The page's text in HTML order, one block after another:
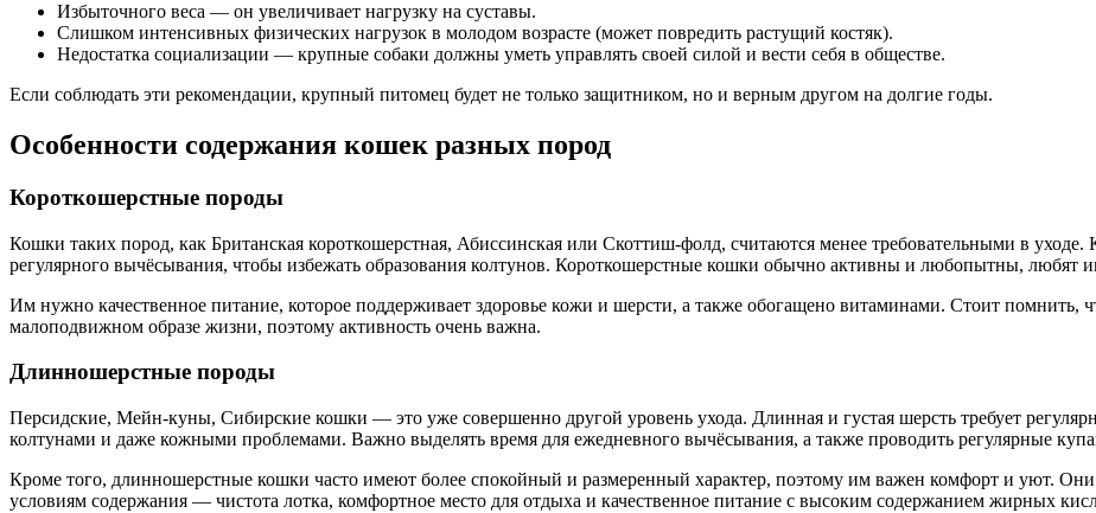
Избыточного веса — он увеличивает нагрузку на суставы.
Слишком интенсивных физических нагрузок в молодом возрасте (может повредить растущий костяк).
Недостатка социализации — крупные собаки должны уметь управлять своей силой и вести себя в обществе.
Если соблюдать эти рекомендации, крупный питомец будет не только защитником, но и верным другом на долгие годы.
Особенности содержания кошек разных пород
Короткошерстные породы
Кошки таких пород, как Британская короткошерстная, Абиссинская или Скоттиш-фолд, считаются менее требовательными в уходе.
регулярного вычёсывания, чтобы избежать образования колтунов. Короткошерстные кошки обычно активны и любопытны, любят
Им нужно качественное питание, которое поддерживает здоровье кожи и шерсти, а также обогащено витаминами. Стоит
малоподвижном образе жизни, поэтому активность очень важна.
Длинношерстные породы
Персидские, Мейн-куны, Сибирские кошки — это уже совершенно другой уровень ухода. Длинная и густая шерсть требует
колтунами и даже кожными проблемами. Важно выделять время для ежедневного вычёсывания, а также проводить регулярные
Кроме того, длинношерстные кошки часто имеют более спокойный и размеренный характер, поэтому им важен комфорт и уют.
условиям содержания — чистота лотка, комфортное место для отдыха и качественное питание с высоким содержанием жирных